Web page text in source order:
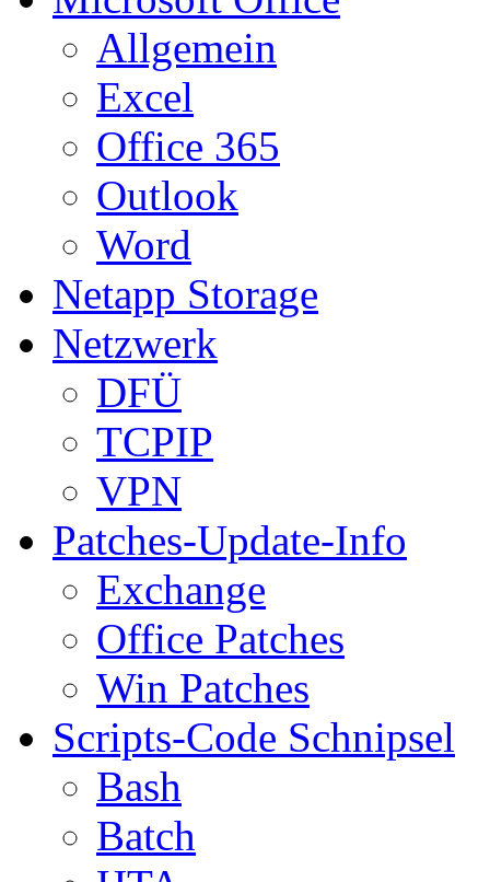
Allgemein
Excel
Office 365
Outlook
Word
Netapp Storage
Netzwerk
DFÜ
TCPIP
VPN
Patches-Update-Info
Exchange
Office Patches
Win Patches
Scripts-Code Schnipsel
Bash
Batch